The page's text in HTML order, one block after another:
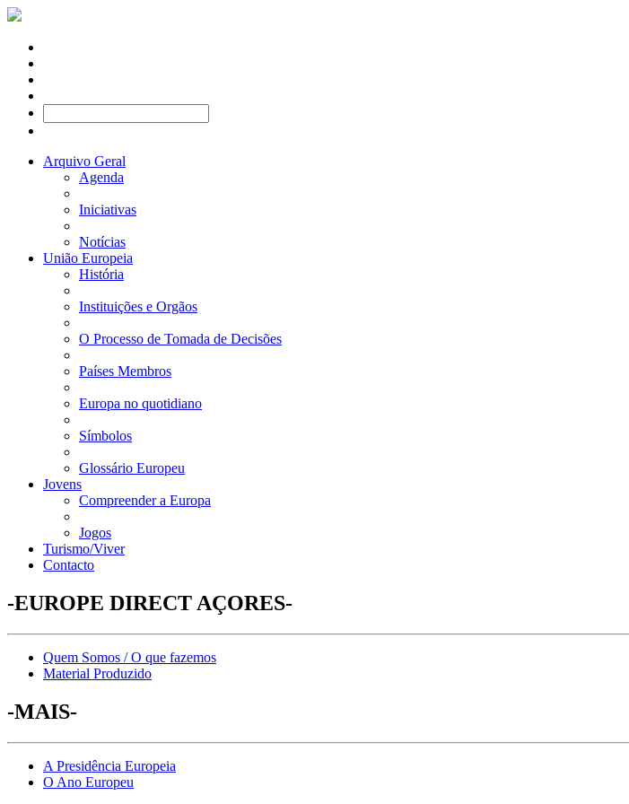
Arquivo Geral
Agenda
Iniciativas
Notícias
União Europeia
História
Instituições e Orgãos
O Processo de Tomada de Decisões
Países Membros
Europa no quotidiano
Símbolos
Glossário Europeu
Jovens
Compreender a Europa
Jogos
Turismo/Viver
Contacto
-EUROPE DIRECT AÇORES-
Quem Somos / O que fazemos
Material Produzido
-MAIS-
A Presidência Europeia
O Ano Europeu